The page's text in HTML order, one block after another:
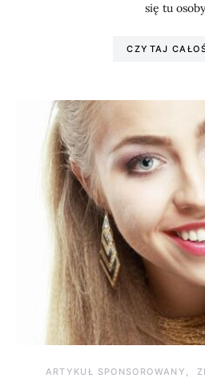
się tu
CZYTAJ
ARTYKUŁ SPONSOROWANY